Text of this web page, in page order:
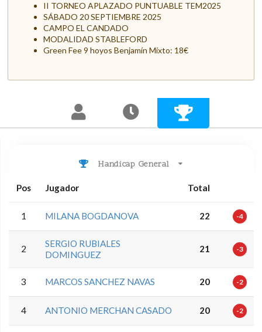
II TORNEO APLAZADO PUNTUABLE TEM2025
SÁBADO 20 SEPTIEMBRE 2025
CAMPO EL CANDADO
MODALIDAD STABLEFORD
Green Fee 9 hoyos Benjamín Mixto: 18€
Handicap General
Pos Jugador Total
1 MILANA BOGDANOVA 22 -4
2
SERGIO RUBIALES
DOMINGUEZ
21 -3
3 MARCOS SANCHEZ NAVAS 20 -2
4 ANTONIO MERCHAN CASADO 20 -2